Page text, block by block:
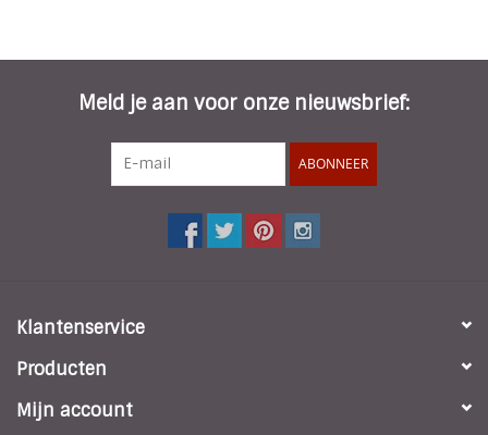
Meld je aan voor onze nieuwsbrief:
ABONNEER
Klantenservice
Producten
Mijn account